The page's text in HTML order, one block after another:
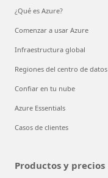
¿Qué es Azure?
Comenzar a usar Azure
Infraestructura global
Regiones del centro de datos
Confiar en tu nube
Azure Essentials
Casos de clientes
Productos y precios